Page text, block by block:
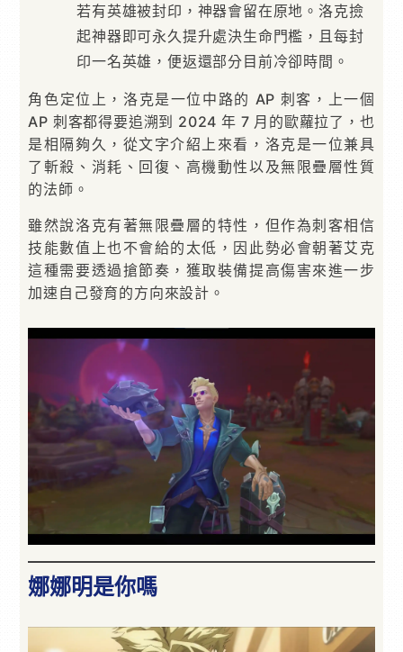
若有英雄被封印，神器會留在原地。洛克撿
起神器即可永久提升處決生命門檻，且每封
印一名英雄，便返還部分目前冷卻時間。
角色定位上，洛克是一位中路的 AP 刺客，上一個
AP 刺客都得要追溯到 2024 年 7 月的歐蘿拉了，也
是相隔夠久，從文字介紹上來看，洛克是一位兼具
了斬殺、消耗、回復、高機動性以及無限疊層性質
的法師。
雖然說洛克有著無限疊層的特性，但作為刺客相信
技能數值上也不會給的太低，因此勢必會朝著艾克
這種需要透過搶節奏，獲取裝備提高傷害來進一步
加速自己發育的方向來設計。
娜娜明是你嗎